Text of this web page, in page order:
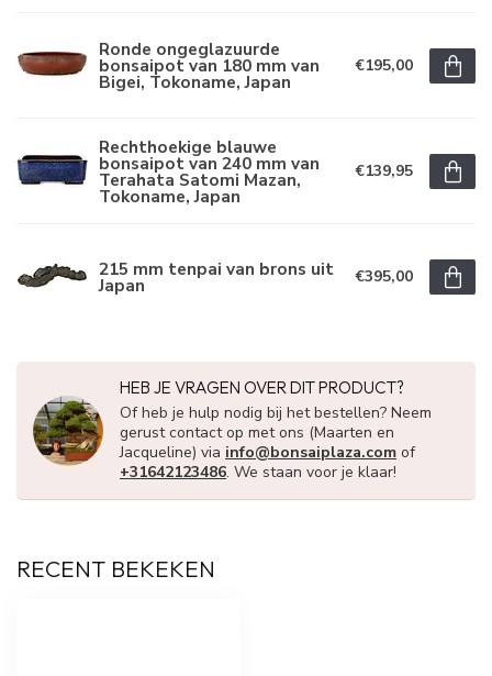
Ronde ongeglazuurde
bonsaipot van 180 mm van
Bigei, Tokoname, Japan
€195,00
Rechthoekige blauwe
bonsaipot van 240 mm van
Terahata Satomi Mazan,
Tokoname, Japan
€139,95
215 mm tenpai van brons uit
Japan €395,00
HEB JE VRAGEN OVER DIT PRODUCT?
Of heb je hulp nodig bij het bestellen? Neem
gerust contact op met ons (Maarten en
Jacqueline) via info@bonsaiplaza.com of
+31642123486. We staan voor je klaar!
RECENT BEKEKEN